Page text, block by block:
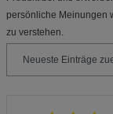
persönliche Meinungen
zu verstehen.